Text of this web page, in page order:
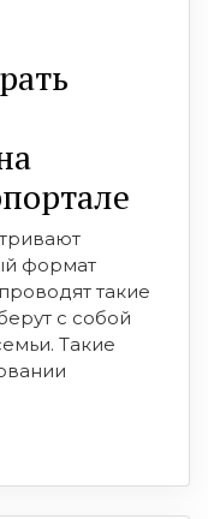
формат
такие
с собой
Такие